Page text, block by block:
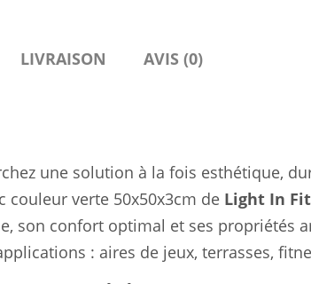
LIVRAISON AVIS (0)
une solution à la fois esthétique,
couleur verte 50x50x3cm de Light In
son confort optimal et ses propriétés
: aires de jeux, terrasses,